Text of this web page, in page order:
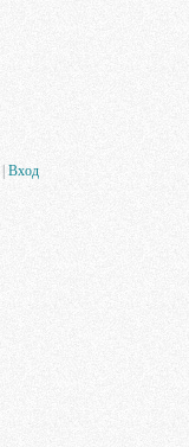
Вход